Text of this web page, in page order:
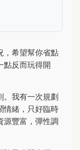
，希望幫你省點
點反而玩得開
。我有一次規劃
情緒，只好臨時
源豐富，彈性調